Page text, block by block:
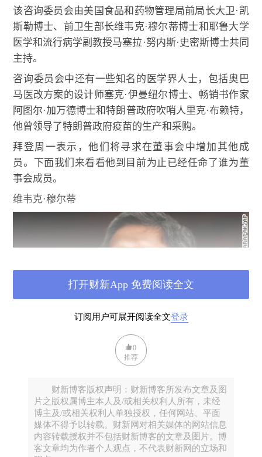
该咨询委员会由美国食品和药物管理局前局长大卫 · 凯
斯勒博士、前卫生部长维韦克·穆尔蒂博士和耶鲁大学
医学和流行病学副教授马塞拉 ·努内斯· 史密斯博士共同
主持。
咨询委员会中还有一些知名的医学界人士，包括奥巴
马医改方案的设计师塞克·伊曼纽尔博士、畅销书作家
阿图尔·加万德博士和特朗普政府吹哨人里克·布赖特，
他曾领导了特朗普政府疫苗的生产和采购。
拜登周一表示，他们将寻求在董事会中增加其他成
员。下面我们来看看他到目前为止已经任命了谁为董
事会成员。
维韦克·穆尔蒂
日的照片中，时任美国卫生部长的
Vivek Murthy博士是一名内科医生，从2014年12
始在美国总统奥巴马的领导下担任美国的卫生部长。
他应特朗普政府的要求于2017年4月辞职。
在他任职期间，他告诫我们
关于他们止痛药处方的公
订阅用户可展开阅读全文登录
打开财新App 免费阅读全文
0
推荐
财新博客版权声明：财新博客所发布文章及图
片之版权属博主本人及/或相关权利人所有，未经
博主及/或相关权利人单独授权，任何网站、平面
媒体不得予以转载。财新网对相关媒体的网站信息
内容转载授权并不包括财新博客的文章及图片。博
客文章均为作者个人观点，不代表财新网的立场和